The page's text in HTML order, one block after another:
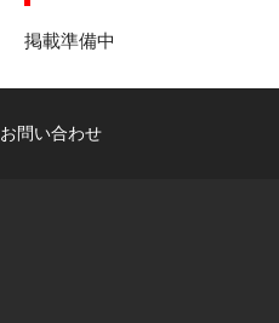
掲載準備中
お問い合わせ